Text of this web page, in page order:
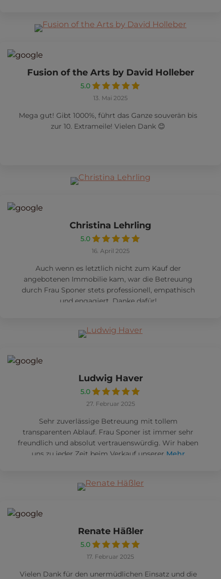
Fusion of the Arts by David Holleber
5.0
13. Mai 2025
Mega gut! Gibt 1000%, führt das Ganze souverän bis
zur 10. Extrameile! Vielen Dank 😊
Christina Lehrling
5.0
16. April 2025
Auch wenn es letztlich nicht zum Kauf der
angebotenen Immobilie kam, war die Betreuung
durch Frau Sponer stets professionell, empathisch
und engagiert. Danke dafür!
Ludwig Haver
5.0
27. Februar 2025
Sehr zuverlässige Betreuung mit tollem
transparenten Ablauf. Frau Sponer ist immer sehr
freundlich und absolut vertrauenswürdig. Wir haben
uns zu jeder Zeit beim Verkauf unserer Mehr
Renate Häßler
5.0
17. Februar 2025
Vielen Dank für den unermüdlichen Einsatz und die